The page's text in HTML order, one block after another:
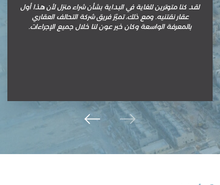
لقد كنا متوترين للغاية في البداية بشأن شراء منزل لأن هذا أول
عقار نقتنيه. ومع ذلك، تميّز فريق شركة التحالف العقاري
بالمعرفة الواسعة وكان خير عون لنا خلال جميع الإجراءات.